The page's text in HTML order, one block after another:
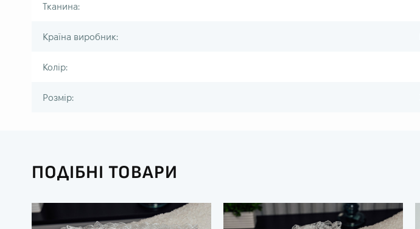
Тканина:
Країна виробник:
Колір:
Розмір:
ПОДІБНІ ТОВАРИ